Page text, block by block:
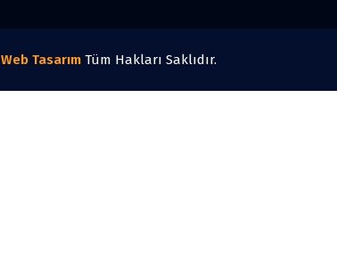
Web TasarımTüm Hakları Saklıdır.